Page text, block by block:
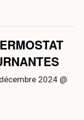
2024 @